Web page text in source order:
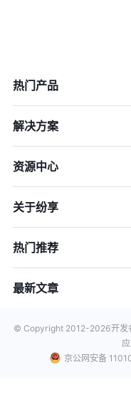
热门产品
解决方案
资源中心
关于纷享
热门推荐
最新文章
© Copyright 2012-2026开发
京公网安备